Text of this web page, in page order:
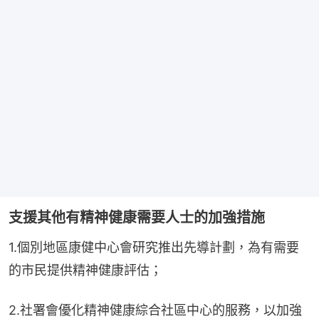
支援其他有精神健康需要人士的加強措施
1.個別地區康健中心會研究推出先導計劃，為有需要
的市民提供精神健康評估；
2.社署會優化精神健康綜合社區中心的服務，以加強